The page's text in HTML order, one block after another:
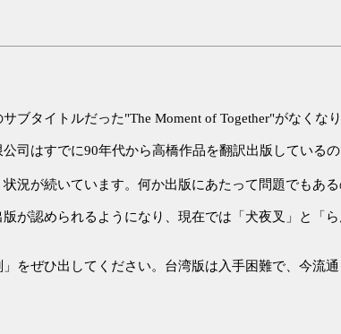
タイトルだった"The Moment of Together"がなくなり
司はすでに90年代から高橋作品を翻訳出版してい
況が続いています。何か出版にあたって問題でもある
が認められるようになり、現在では「犬夜叉」と「
をぜひ出してください。台湾版は入手困難で、今流